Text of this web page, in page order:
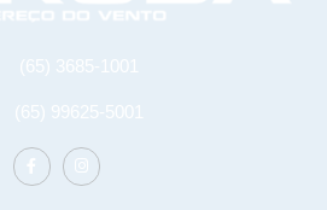
(65) 3685-1001
(65) 99625-5001